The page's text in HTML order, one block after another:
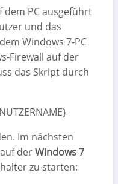
dem PC ausgeführt
und das
Windows 7-PC
Firewall auf der
das Skript durch
Im nächsten
derWindows 7
zu starten: